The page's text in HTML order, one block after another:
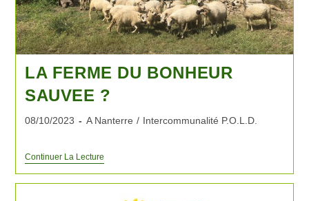
LA FERME DU BONHEUR
SAUVEE ?
08/10/2023 A Nanterre / Intercommunalité P.O.L.D.
Continuer La Lecture